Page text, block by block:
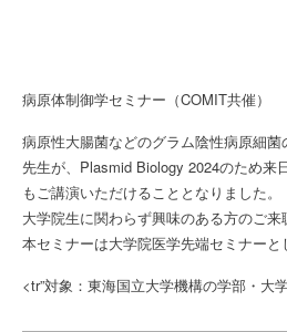
病原体制御学セミナー（COMIT共催）
病原性大腸菌などのグラム陰性病原細
先生が、Plasmid Biology 2024のため来
もご講演いただけることとなりました。
大学院生に関わらず興味のある方のご来
本セミナーは大学院医学先端セミナーと
<tr”対象：東海国立大学機構の学部・大